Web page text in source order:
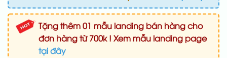
Tặng thêm 01 mẫu landing bán hàng cho
đơn hàng từ 700k ! Xem mẫu landing page
tại đây